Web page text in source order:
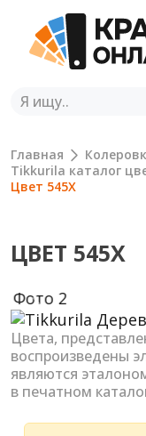
Главная
Tikkurila каталог
Цвет 545X
ЦВЕТ 545X
Previous
Цвета,
воспроизведены
являются
в печатном